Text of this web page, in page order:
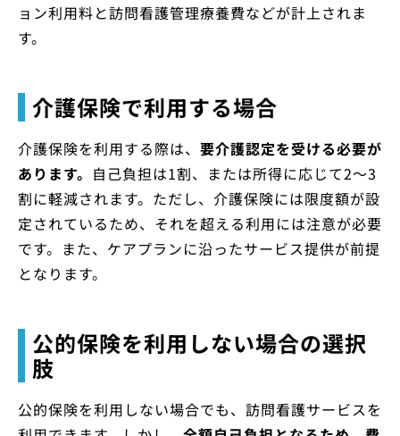
ョン利用料と訪問看護管理療養費などが計上されま
す。
介護保険で利用する場合
介護保険を利用する際は、 要介護認定を受ける必要が
あります。 自己負担は1割、または所得に応じて2～3
割に軽減されます。ただし、介護保険には限度額が設
定されているため、それを超える利用には注意が必要
です。また、ケアプランに沿ったサービス提供が前提
となります。
公的保険を利用しない場合の選択
肢
公的保険を利用しない場合でも、訪問看護サービスを